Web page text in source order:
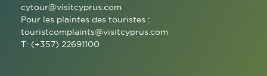
cytour@visitcyprus.com
Pour les plaintes des touristes :
touristcomplaints@visitcyprus.com
T: (+357) 22691100